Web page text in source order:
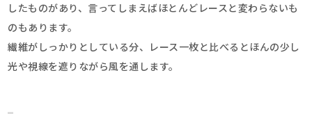
したものがあり、言ってしまえばほとんどレースと変わらないも
のもあります。
繊維がしっかりとしている分、レース一枚と比べるとほんの少し
光や視線を遮りながら風を通します。